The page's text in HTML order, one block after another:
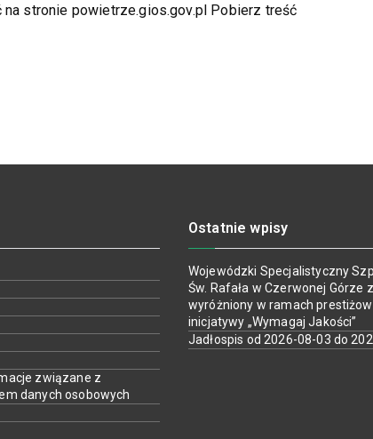
stronie powietrze.gios.gov.pl Pobierz treść
związane z
danych osobowych
Ostatnie wpisy
Wojewódzki Specjalistyczny
Św. Rafała w Czerwonej Górze
wyróżniony w ramach
inicjatywy „Wymagaj Jakości”
Jadłospis od 2026-08-03 do